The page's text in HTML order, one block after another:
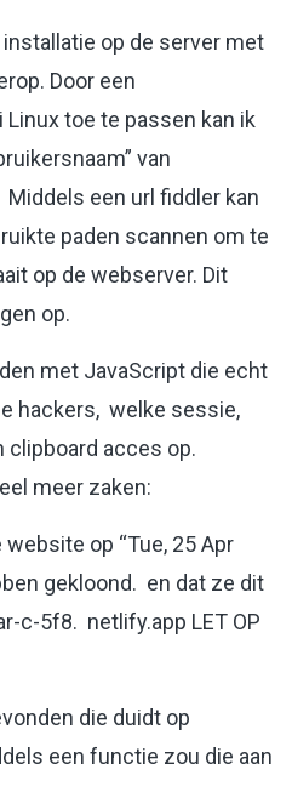
op de server met
Door een
toe te passen kan ik
van
een url fiddler kan
paden scannen om te
op de webserver. Dit
op.
met JavaScript die echt
hackers, welke sessie,
acces op.
meer zaken:
op “Tue, 25 Apr
gekloond. en dat ze dit
c-5f8. netlify.app LET OP
die duidt op
een functie zou die aan